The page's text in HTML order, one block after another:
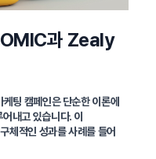
과 Zealy
팅 캠페인은 단순한 이론에
내고 있습니다. 이
체적인 성과를 사례를 들어